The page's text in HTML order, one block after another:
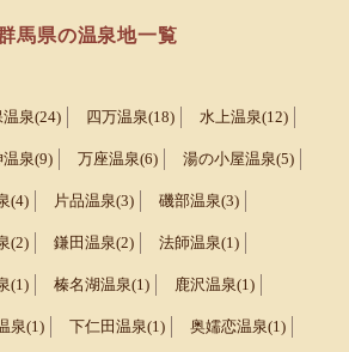
馬県の温泉地一覧
泉(24) 四万温泉(18) 水上温泉(12)
温泉(9) 万座温泉(6) 湯の小屋温泉(5)
(4) 片品温泉(3) 磯部温泉(3)
(2) 鎌田温泉(2) 法師温泉(1)
(1) 榛名湖温泉(1) 鹿沢温泉(1)
泉(1) 下仁田温泉(1) 奥嬬恋温泉(1)